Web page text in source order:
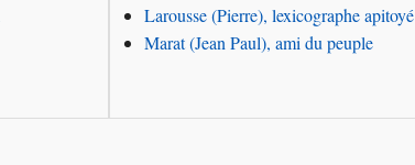
Larousse (Pierre), lexicographe apitoyé
Marat (Jean Paul), ami du peuple